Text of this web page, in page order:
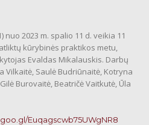
nuo 2023 m. spalio 11 d. veikia 11
kūrybinės praktikos metu,
Evaldas Mikalauskis. Darbų
Vilkaitė, Saulė Budriūnaitė, Kotryna
Burovaitė, Beatričė Vaitkutė, Ūla
Euqagscwb75UWgNR8